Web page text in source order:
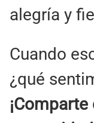
alegría y
Cuando
¿qué